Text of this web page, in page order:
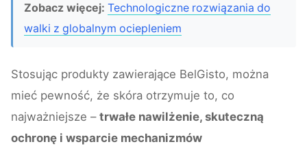
Zobacz więcej: Technologiczne rozwiązania do
walki z globalnym ociepleniem
Stosując produkty zawierające BelGisto, można
mieć pewność, że skóra otrzymuje to, co
najważniejsze – trwałe nawilżenie, skuteczną
ochronę i wsparcie mechanizmów